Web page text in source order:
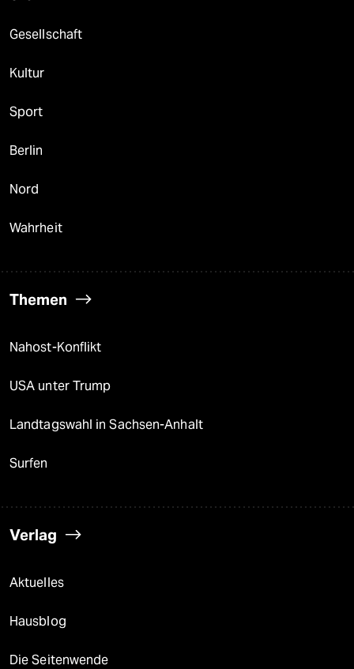
Gesellschaft
Kultur
Sport
Berlin
Nord
Wahrheit
Themen
Nahost-Konflikt
USA unter Trump
Landtagswahl in Sachsen-Anhalt
Surfen
Verlag
Aktuelles
Hausblog
Die Seitenwende